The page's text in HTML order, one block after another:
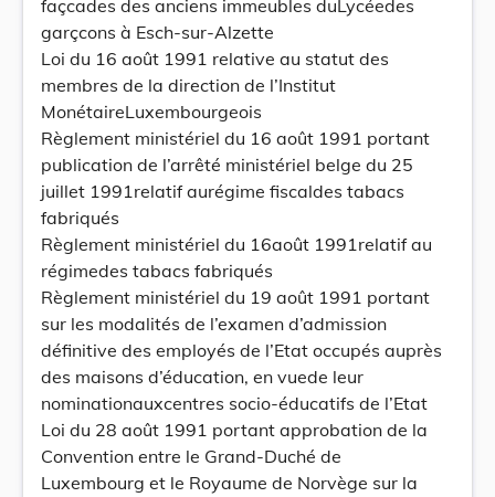
façcades des anciens immeubles duLycéedes
garçcons à Esch-sur-Alzette
Loi du 16 août 1991 relative au statut des
membres de la direction de l’Institut
MonétaireLuxembourgeois
Règlement ministériel du 16 août 1991 portant
publication de l’arrêté ministériel belge du 25
juillet 1991relatif aurégime fiscaldes tabacs
fabriqués
Règlement ministériel du 16août 1991relatif au
régimedes tabacs fabriqués
Règlement ministériel du 19 août 1991 portant
sur les modalités de l’examen d’admission
définitive des employés de l’Etat occupés auprès
des maisons d’éducation, en vuede leur
nominationauxcentres socio-éducatifs de l’Etat
Loi du 28 août 1991 portant approbation de la
Convention entre le Grand-Duché de
Luxembourg et le Royaume de Norvège sur la